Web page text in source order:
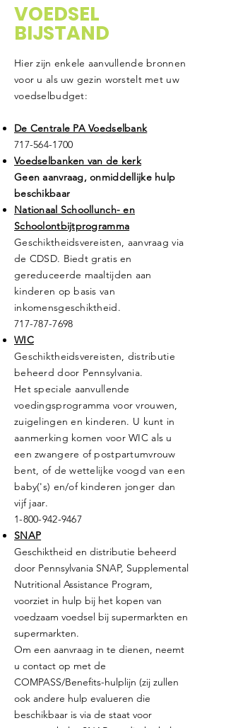
VOEDSEL
BIJSTAND
Hier zijn enkele aanvullende bronnen
voor u als uw gezin worstelt met uw
voedselbudget:
De Centrale PA Voedselbank
717-564-1700
Voedselbanken van de kerk
Geen aanvraag, onmiddellijke hulp
beschikbaar
Nationaal Schoollunch- en
Schoolontbijtprogramma
Geschiktheidsvereisten, aanvraag via
de CDSD. Biedt gratis en
gereduceerde maaltijden aan
kinderen op basis van
inkomensgeschiktheid.
717-787-7698
WIC
Geschiktheidsvereisten, distributie
beheerd door Pennsylvania.
Het speciale aanvullende
voedingsprogramma voor vrouwen,
zuigelingen en kinderen. U kunt in
aanmerking komen voor WIC als u
een zwangere of postpartumvrouw
bent, of de wettelijke voogd van een
baby('s) en/of kinderen jonger dan
vijf jaar.
1-800-942-9467
SNAP
Geschiktheid en distributie beheerd
door Pennsylvania SNAP, Supplemental
Nutritional Assistance Program,
voorziet in hulp bij het kopen van
voedzaam voedsel bij supermarkten en
supermarkten.
Om een aanvraag in te dienen, neemt
u contact op met de
COMPASS/Benefits-hulplijn (zij zullen
ook andere hulp evalueren die
beschikbaar is via de staat voor